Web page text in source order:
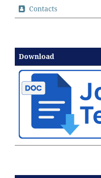
Contacts
Download